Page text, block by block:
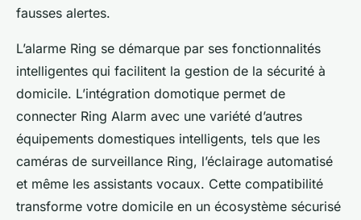
fausses alertes.
L’alarme Ring se démarque par ses fonctionnalités
intelligentes qui facilitent la gestion de la sécurité à
domicile. L’intégration domotique permet de
connecter Ring Alarm avec une variété d’autres
équipements domestiques intelligents, tels que les
caméras de surveillance Ring, l’éclairage automatisé
et même les assistants vocaux. Cette compatibilité
transforme votre domicile en un écosystème sécurisé